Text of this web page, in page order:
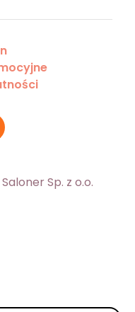
Sp. z o.o.